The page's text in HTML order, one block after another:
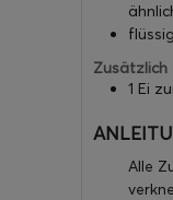
Zusätzlich
1 Ei
Alle